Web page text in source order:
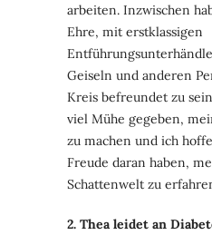
arbeiten. Inzwischen
Ehre, mit erstklassigen
Geiseln und anderen
Kreis befreundet zu
viel Mühe gegeben,
zu machen und ich
Freude daran haben,
Schattenwelt zu
2. Thea leidet an